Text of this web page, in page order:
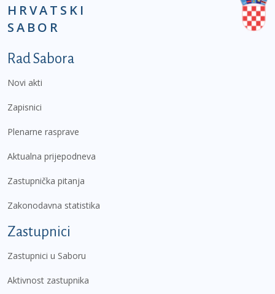
HRVATSKI
SABOR
Podnožje prvi izbornik
Rad Sabora
Novi akti
Zapisnici
Plenarne rasprave
Aktualna prijepodneva
Zastupnička pitanja
Zakonodavna statistika
Zastupnici
Zastupnici u Saboru
Aktivnost zastupnika